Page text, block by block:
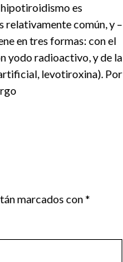
es
relativamente común, y –
en tres formas: con el
yodo radioactivo, y de la
levotiroxina). Por
marcados con*